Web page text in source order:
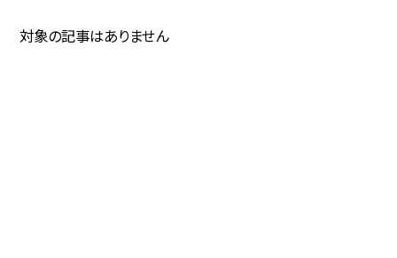
対象の記事はありません